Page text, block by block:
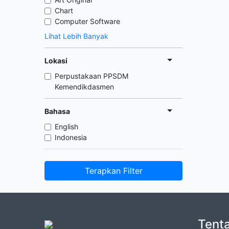
Chart
Computer Software
Lihat Lebih Banyak
Lokasi
Perpustakaan PPSDM
Kemendikdasmen
Bahasa
English
Indonesia
Terapkan Filter